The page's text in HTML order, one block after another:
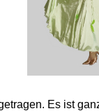
Es ist